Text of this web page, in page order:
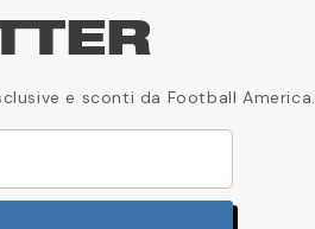
e sconti da Football America.